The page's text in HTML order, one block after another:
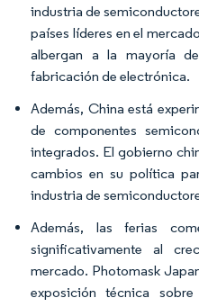
industria de
países líderes en el
albergan a la mayoría
fabricación de electrónica.
Además, China está
de componentes
integrados. El gobierno
cambios en su política
industria de
Además, las ferias
significativamente al
mercado. Photomask
exposición técnica